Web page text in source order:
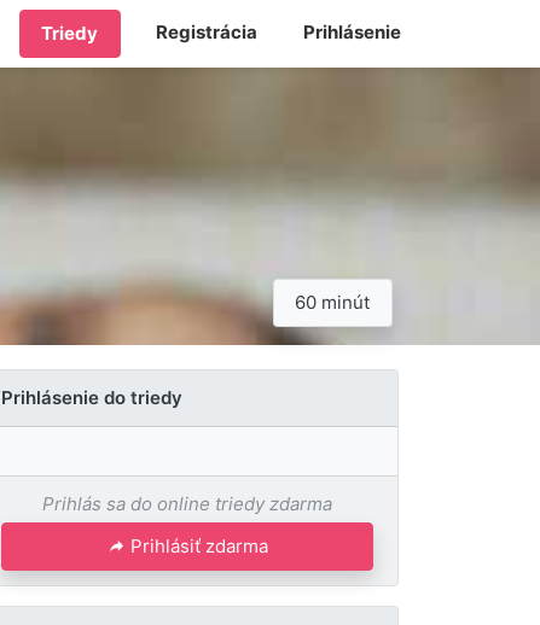
Triedy Registrácia Prihlásenie
60 minút
Prihlásenie do triedy
Prihlás sa do online triedy zdarma
Prihlásiť zdarma